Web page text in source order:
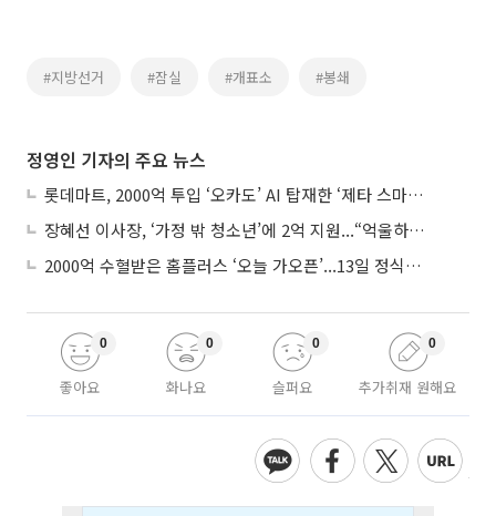
#지방선거 #잠실 #개표소 #봉쇄
정영인 기자의 주요 뉴스
롯데마트, 2000억 투입 ‘오카도’ AI 탑재한 ‘제타 스마트센터’...온라인 장보기 판 바꾼다
장혜선 이사장, ‘가정 밖 청소년’에 2억 지원...“억울하고 아파도 단단해지길”
2000억 수혈받은 홈플러스 ‘오늘 가오픈’...13일 정식 개장 시험대
좋아요
0
화나요
0
슬퍼요
0
추가취재 원해요
0